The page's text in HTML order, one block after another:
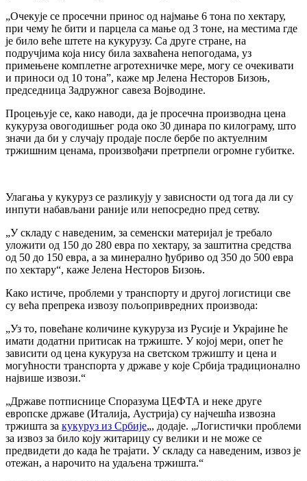
„Очекује се просечни принос од најмање 6 тона по хектару,
при чему ће бити и парцела са мање од 3 тоне, на местима где
је било веће штете на кукурузу. Са друге стране, на
подручјима која нису била захваћена непогодама, уз
примењене комплетне агротехничке мере, могу се очекивати
и приноси од 10 тона”, каже мр Јелена Несторов Бизоњ,
председница Задружног савеза Војводине.
Процењује се, како наводи, да је просечна производна цена
кукуруза овогодишњег рода око 30 динара по килограму, што
значи да би у случају продаје после бербе по актуелним
тржишним ценама, произвођачи претрпели огромне губитке.
Улагања у кукуруз се разликују у зависности од тога да ли су
инпути набављани раније или непосредно пред сетву.
„У складу с наведеним, за семенски материјал је требало
уложити од 150 до 280 евра по хектару, за заштитна средства
од 50 до 150 евра, а за минерално ђубриво од 350 до 500 евра
по хектару“, каже Јелена Несторов Бизоњ.
Како истиче, проблеми у транспорту и другој логистици све
су већа препрека извозу пољопривредних производа:
„Уз то, повећане количине кукуруза из Русије и Украјине ће
имати додатни притисак на тржиште. У којој мери, опет ће
зависити од цена кукуруза на светском тржишту и цена и
могућности транспорта у државе у које Србија традиционално
највише извози.“
„Државе потписнице Споразума ЦЕФТА и неке друге
европске државе (Италија, Аустрија) су најчешћа извозна
тржишта за кукуруз из Србије„, додаје. „Логистички проблеми
за извоз за било коју житарицу су велики и не може се
предвидети до када ће трајати. У складу са наведеним, извоз је
отежан, а нарочито на удаљена тржишта.“